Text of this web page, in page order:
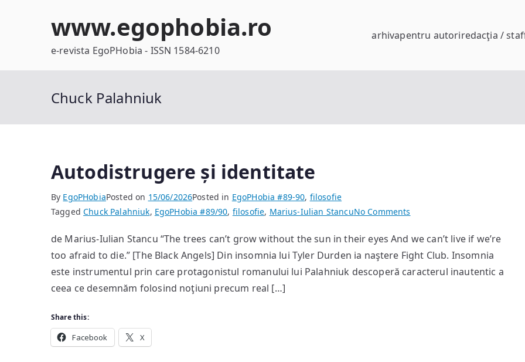
www.egophobia.ro
e-revista EgoPHobia - ISSN 1584-6210
arhivapentru autoriredacţia /
Chuck Palahniuk
Autodistrugere și identitate
By EgoPHobiaPosted on 15/06/2026Posted in EgoPHobia #89-90, filosofie
TaggedChuck Palahniuk, EgoPHobia #89/90, filosofie, Marius-Iulian StancuNo Comments
și
identitate
de Marius-Iulian Stancu “The trees can’t grow without the sun in their eyes And we can’t live if we’re
too afraid to die.” [The Black Angels] Din insomnia lui Tyler Durden ia naştere Fight Club. Insomnia
este instrumentul prin care protagonistul romanului lui Palahniuk descoperă caracterul inautentic a
ceea ce desemnăm folosind noţiuni precum real […]
Share this:
Facebook X